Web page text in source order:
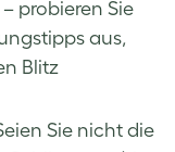
probieren Sie
aus,
Blitz
Sie nicht die